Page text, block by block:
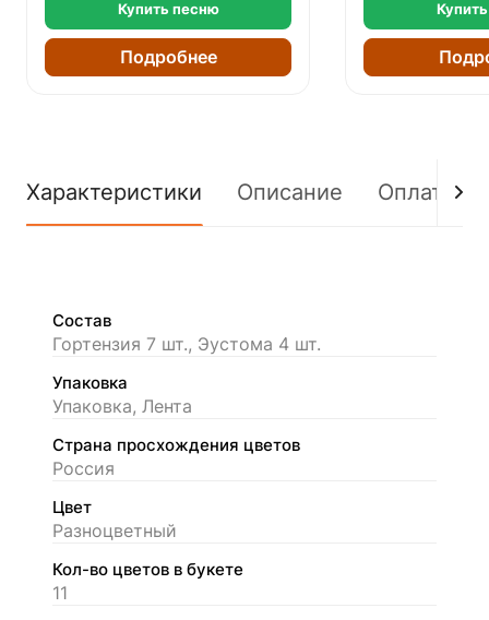
Купить песню
Подробнее
Характеристики Описание Оплата
Состав
Гортензия 7 шт., Эустома 4 шт.
Упаковка
Упаковка, Лента
Страна просхождения цветов
Россия
Цвет
Разноцветный
Кол-во цветов в букете
11